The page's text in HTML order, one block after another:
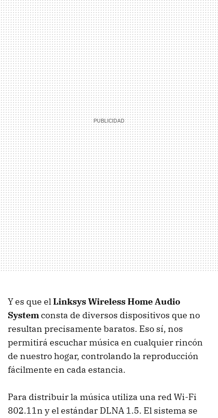
Y es que elLinksys Wireless Home Audio
Systemconsta de diversos dispositivos que no
resultan precisamente baratos. Eso sí, nos
permitirá escuchar música en cualquier rincón
de nuestro hogar, controlando la reproducción
fácilmente en cada estancia.
Para distribuir la música utiliza una red Wi-Fi
802.11n y el estándar DLNA 1.5. El sistema se